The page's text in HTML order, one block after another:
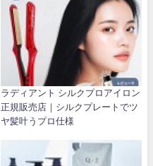
ラディアント シルクプロアイロン
正規販売店｜シルクプレートでツ
ヤ髪叶うプロ仕様